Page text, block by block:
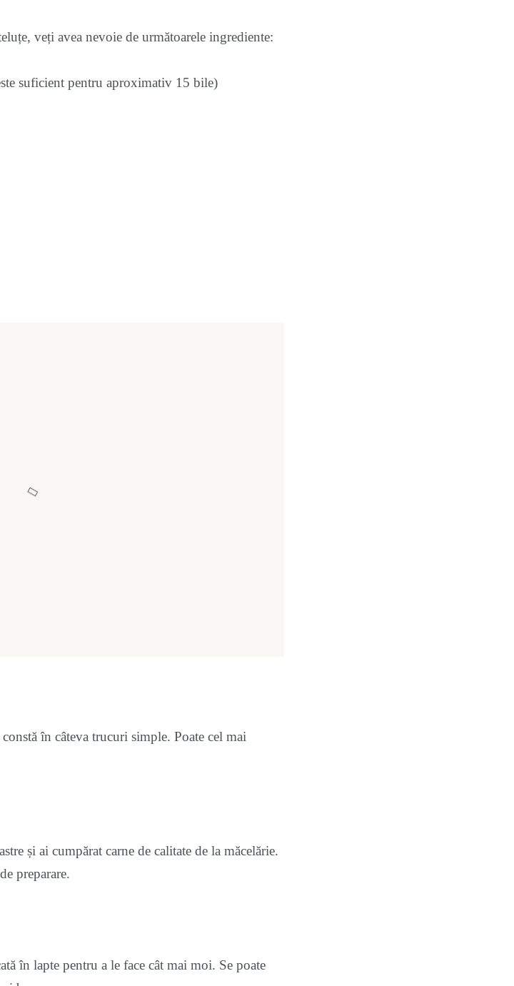
veți avea nevoie de următoarele ingrediente:
suficient pentru aproximativ 15 bile)
în câteva trucuri simple. Poate cel mai
și ai cumpărat carne de calitate de la măcelărie.
preparare.
în lapte pentru a le face cât mai moi. Se poate